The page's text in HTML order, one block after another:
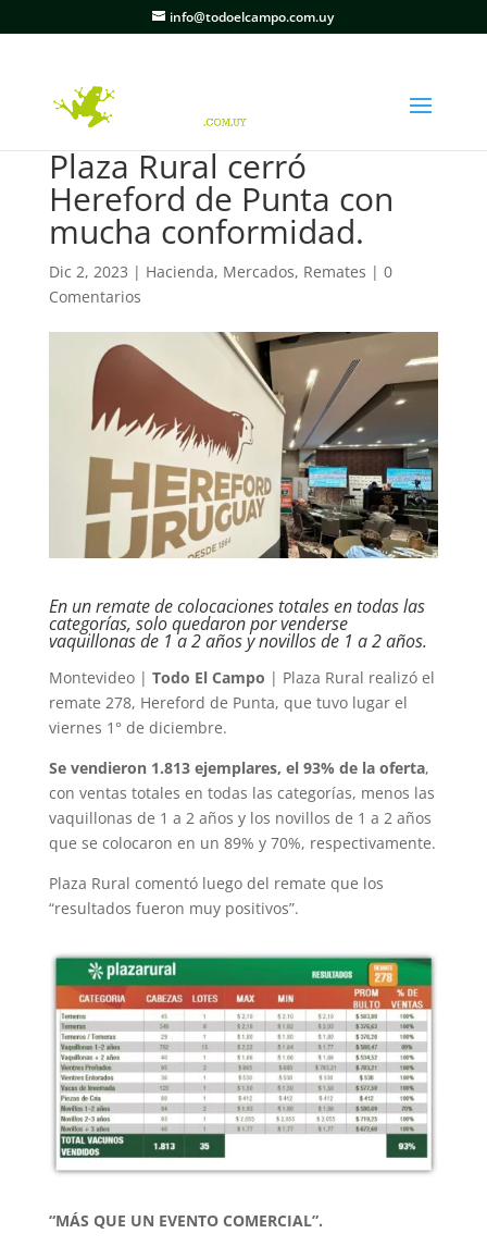
info@todoelcampo.com.uy
Plaza Rural cerró
Hereford de Punta con
mucha conformidad.
Dic 2, 2023 | Hacienda, Mercados, Remates | 0
Comentarios
En un remate de colocaciones totales en todas las
categorías, solo quedaron por venderse
vaquillonas de 1 a 2 años y novillos de 1 a 2 años.
Montevideo | Todo El Campo | Plaza Rural realizó el
remate 278, Hereford de Punta, que tuvo lugar el
viernes 1° de diciembre.
Se vendieron 1.813 ejemplares, el 93% de la oferta,
con ventas totales en todas las categorías, menos las
vaquillonas de 1 a 2 años y los novillos de 1 a 2 años
que se colocaron en un 89% y 70%, respectivamente.
Plaza Rural comentó luego del remate que los
“resultados fueron muy positivos”.
“MÁS QUE UN EVENTO COMERCIAL”.